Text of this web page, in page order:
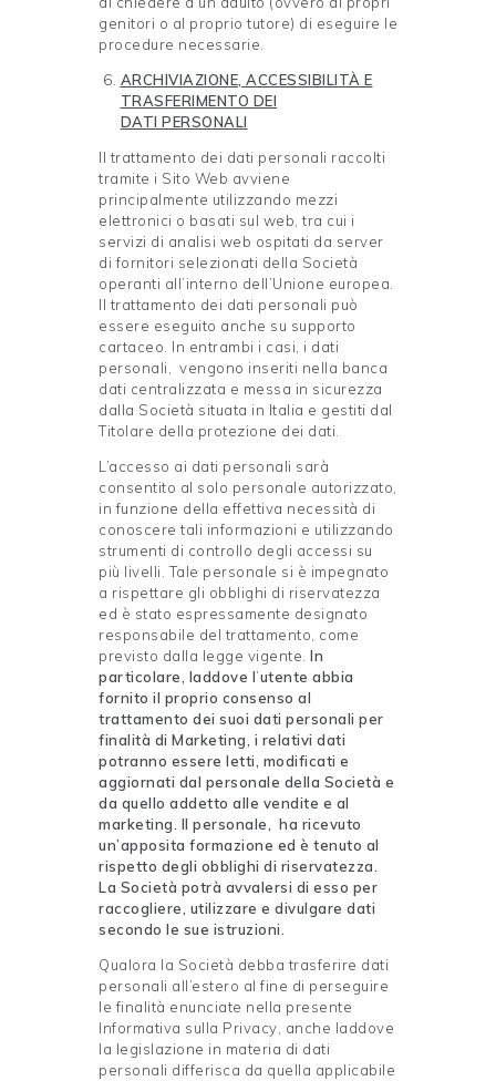
genitori o al proprio tutore) di eseguire le
procedure necessarie.
ARCHIVIAZIONE, ACCESSIBILITÀ E
TRASFERIMENTO DEI
DATI PERSONALI
Il trattamento dei dati personali raccolti
tramite i Sito Web avviene
principalmente utilizzando mezzi
elettronici o basati sul web, tra cui i
servizi di analisi web ospitati da server
di fornitori selezionati della Società
operanti all’interno dell’Unione europea.
Il trattamento dei dati personali può
essere eseguito anche su supporto
cartaceo. In entrambi i casi, i dati
personali, vengono inseriti nella banca
dati centralizzata e messa in sicurezza
dalla Società situata in Italia e gestiti dal
Titolare della protezione dei dati.
L’accesso ai dati personali sarà
consentito al solo personale autorizzato,
in funzione della effettiva necessità di
conoscere tali informazioni e utilizzando
strumenti di controllo degli accessi su
più livelli. Tale personale si è impegnato
a rispettare gli obblighi di riservatezza
ed è stato espressamente designato
responsabile del trattamento, come
previsto dalla legge vigente. In
particolare, laddove l’utente abbia
fornito il proprio consenso al
trattamento dei suoi dati personali per
finalità di Marketing, i relativi dati
potranno essere letti, modificati e
aggiornati dal personale della Società e
da quello addetto alle vendite e al
marketing. Il personale, ha ricevuto
un’apposita formazione ed è tenuto al
rispetto degli obblighi di riservatezza.
La Società potrà avvalersi di esso per
raccogliere, utilizzare e divulgare dati
secondo le sue istruzioni.
Qualora la Società debba trasferire dati
personali all’estero al fine di perseguire
le finalità enunciate nella presente
Informativa sulla Privacy, anche laddove
la legislazione in materia di dati
personali differisca da quella applicabile